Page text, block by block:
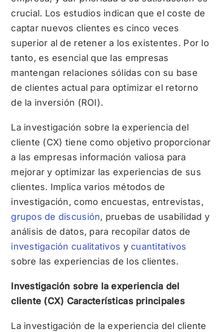
crucial. Los estudios indican que el coste de
captar nuevos clientes es cinco veces
superior al de retener a los existentes. Por lo
tanto, es esencial que las empresas
mantengan relaciones sólidas con su base
de clientes actual para optimizar el retorno
de la inversión (ROI).
La investigación sobre la experiencia del
cliente (CX) tiene como objetivo proporcionar
a las empresas información valiosa para
mejorar y optimizar las experiencias de sus
clientes. Implica varios métodos de
investigación, como encuestas, entrevistas,
grupos de discusión, pruebas de usabilidad y
análisis de datos, para recopilar datos de
investigación cualitativos y cuantitativos
sobre las experiencias de los clientes.
Investigación sobre la experiencia del
cliente (CX) Características principales
La investigación de la experiencia del cliente